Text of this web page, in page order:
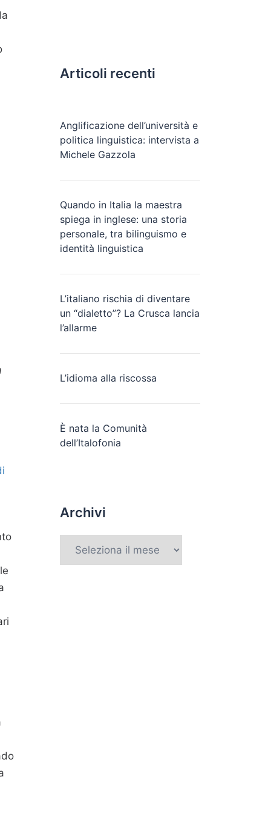
Articoli recenti
Anglificazione dell’università e
politica linguistica: intervista a
Michele Gazzola
Quando in Italia la maestra
spiega in inglese: una storia
personale, tra bilinguismo e
identità linguistica
L’italiano rischia di diventare
un “dialetto”? La Crusca lancia
l’allarme
L’idioma alla riscossa
È nata la Comunità
dell’Italofonia
Archivi